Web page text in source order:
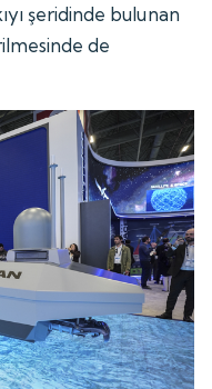
şeridinde bulunan
de